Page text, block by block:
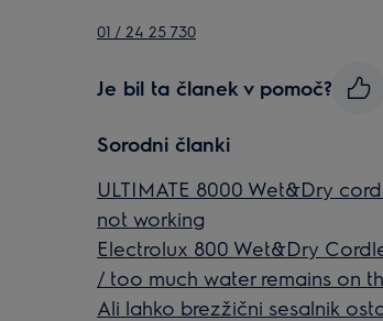
01 / 24 25 730
Je bil ta članek v pomoč?
Sorodni članki
ULTIMATE 8000 Wet&Dry
not working
Electrolux 800 Wet&Dry
/ too much water remains on
Ali lahko brezžični sesalnik